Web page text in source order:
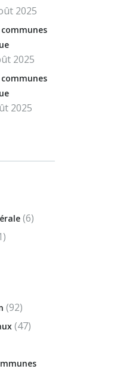
2025
2025
2025
(6)
(92)
(47)